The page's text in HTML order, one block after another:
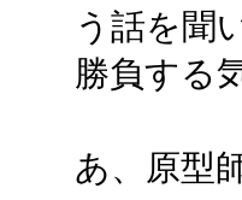
う話を聞
勝負する
あ、原型